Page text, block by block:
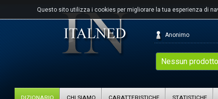
Questo sito utilizza i cookies per migliorare la tua esperienza di
Nessun
Anonimo
DIZIONARIO CHI SIAMO CARATTERISTICHE STATISTICHE